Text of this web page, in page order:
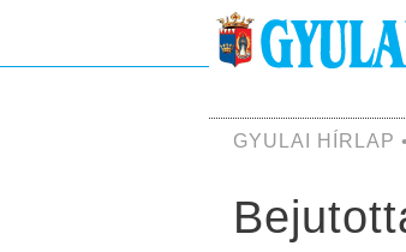
GYULAI HÍRLAP •